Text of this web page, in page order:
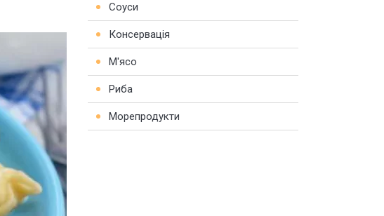
Соуси
Консервація
М'ясо
Риба
Морепродукти